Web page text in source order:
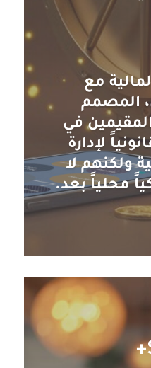
مع
المصمم
في
لإدارة
ولكنهم لا
محلياً بعد.